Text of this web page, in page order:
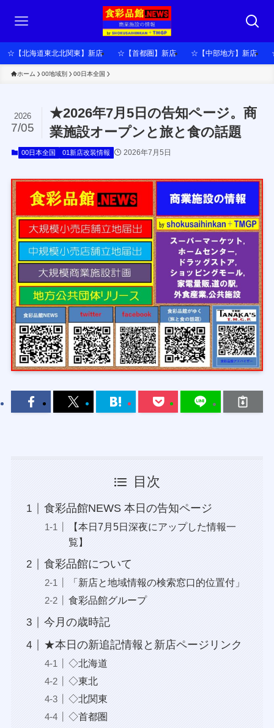
☆【北海道東北北関東】新店 ☆【首都圏】新店 ☆【中部地方】新店
ホーム 00地域別 00日本全国
★2026年7月5日の告知ページ。商
業施設オープンと旅と食の話題
2026
7/05
00日本全国 01新店改装情報 2026年7月5日
目次
食彩品館NEWS 本日の告知ページ
【本日7月5日深夜にアップした情報一
覧】
食彩品館について
「新店と地域情報の検索窓口的位置付」
食彩品館グループ
今月の歳時記
★本日の新追記情報と新店ページリンク
◇北海道
◇東北
◇北関東
◇首都圏